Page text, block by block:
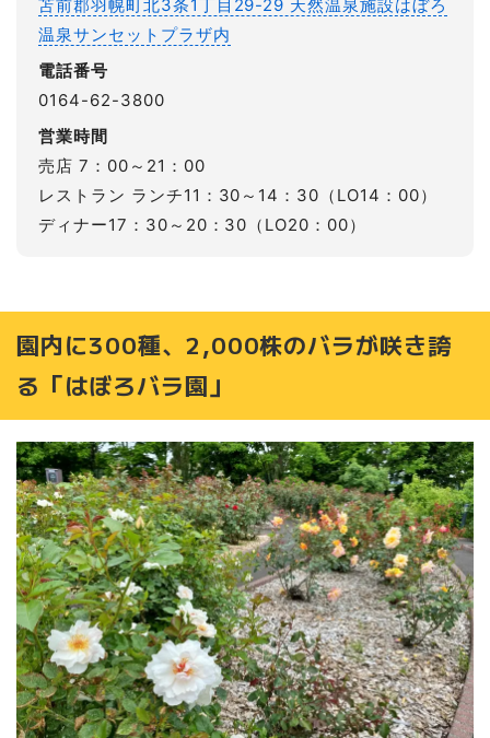
苫前郡羽幌町北3条1丁目29-29 天然温泉施設はぼろ
温泉サンセットプラザ内
電話番号
0164-62-3800
営業時間
売店 7：00～21：00
レストラン ランチ11：30～14：30（LO14：00）
ディナー17：30～20：30（LO20：00）
園内に300種、2,000株のバラが咲き誇
る「はぼろバラ園」